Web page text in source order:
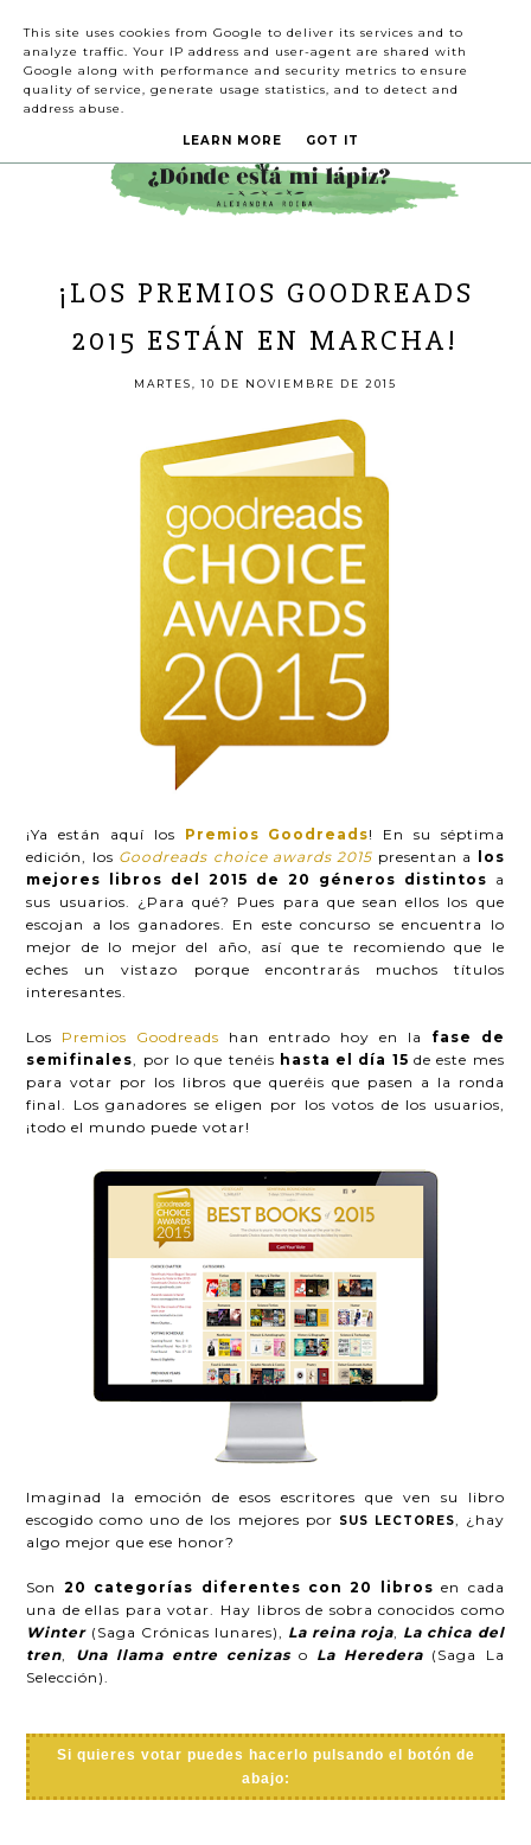
¡LOS PREMIOS GOODREADS
2015 ESTÁN EN MARCHA!
MARTES, 10 DE NOVIEMBRE DE 2015
¡Ya están aquí los Premios Goodreads! En su séptima
edición, los Goodreads choice awards 2015 presentan a los
mejores libros del 2015 de 20 géneros distintos a
sus usuarios. ¿Para qué? Pues para que sean ellos los que
escojan a los ganadores. En este concurso se encuentra lo
mejor de lo mejor del año, así que te recomiendo que le
eches un vistazo porque encontrarás muchos títulos
interesantes.
Los Premios Goodreads han entrado hoy en la fase de
semifinales , por lo que tenéis hasta el día 15 de este mes
para votar por los libros que queréis que pasen a la ronda
final. Los ganadores se eligen por los votos de los usuarios,
¡todo el mundo puede votar!
Imaginad la emoción de esos escritores que ven su libro
escogido como uno de los mejores por SUS LECTORES
, ¿hay
algo mejor que ese honor?
Son 20 categorías diferentes con 20 libros en cada
una de ellas para votar. Hay libros de sobra conocidos como
Winter (Saga Crónicas lunares), La reina roja La chica del
tren
Una llama entre cenizaso La Heredera (Saga La
Selección).
Si quieres votar puedes hacerlo pulsando el botón de
abajo:
This site uses cookies from Google to deliver its services and to
analyze traffic. Your IP address and user-agent are shared with
Google along with performance and security metrics to ensure
quality of service, generate usage statistics, and to detect and
address abuse.
LEARN MORE GOT IT